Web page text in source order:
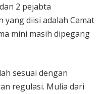
2 pejabta
yang diisi adalah Camat
mini masih dipegang
sesuai dengan
regulasi. Mulia dari